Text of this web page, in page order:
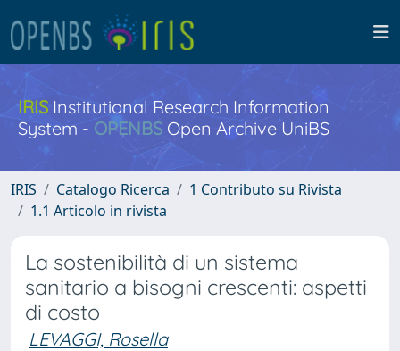
IRISInstitutional Research Information
System - OPENBS Open Archive UniBS
IRIS Catalogo Ricerca
1 Contributo su Rivista
1.1 Articolo in rivista
La sostenibilità di un sistema
sanitario a bisogni crescenti: aspetti
di costo
LEVAGGI, Rosella